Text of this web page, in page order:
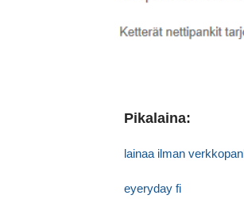
Pikalaina:
lainaa ilman
eyeryday fi